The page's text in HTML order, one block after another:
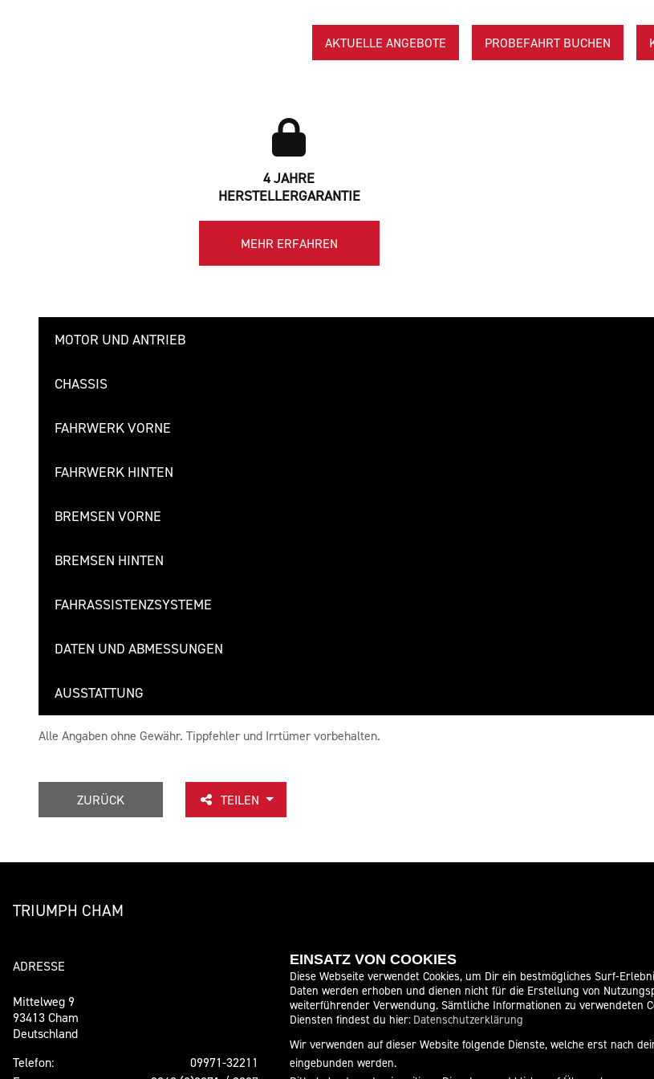
PROBEFAHRT BUCHEN
AKTUELLE ANGEBOTE
4 JAHRE
HERSTELLERGARANTIE
MEHR ERFAHREN
MOTOR UND ANTRIEB
CHASSIS
FAHRWERK VORNE
FAHRWERK HINTEN
BREMSEN VORNE
BREMSEN HINTEN
FAHRASSISTENZSYSTEME
DATEN UND ABMESSUNGEN
AUSSTATTUNG
Alle Angaben ohne Gewähr. Tippfehler und Irrtümer vorbehalten.
ZURÜCK TEILEN
TRIUMPH CHAM
ADRESSE
Mittelweg 9
93413 Cham
Deutschland
Telefon:
09971-32211
ÖFFNUNGSZEITEN
Montag:
08:00 - 18:00
Mittwoch:
08:00 - 18:00
Donnerstag:
08:00 - 18:00
EINSATZ VON COOKIES
Diese Webseite verwendet Cookies, um Dir ein bestmögliches Surf-
Daten werden erhoben und dienen nicht für die Erstellung von
weiterführender Verwendung. Sämtliche Informationen zu verwendeten
Diensten findest du hier: Datenschutzerklärung
Wir verwenden auf dieser Website folgende Dienste, welche erst nach
eingebunden werden.